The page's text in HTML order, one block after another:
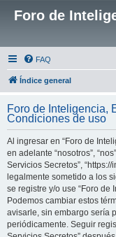
Foro de
FAQ
Índice general
Foro de Inteligencia,
Condiciones de uso
Al ingresar en “Foro de
en adelante “nosotros”,
Servicios Secretos”,
legalmente sometido a los
se registre y/o use “Foro de
Podemos cambiar estos
avisarle, sin embargo sería
periódicamente. Seguir